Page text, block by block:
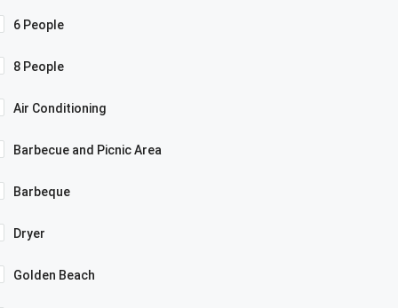
6 People
8 People
Air Conditioning
Barbecue and Picnic Area
Barbeque
Dryer
Golden Beach